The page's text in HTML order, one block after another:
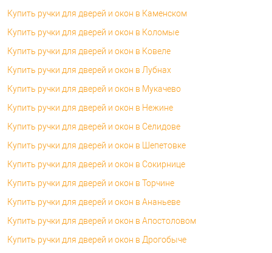
Купить ручки для дверей и окон в Каменском
Купить ручки для дверей и окон в Коломые
Купить ручки для дверей и окон в Ковеле
Купить ручки для дверей и окон в Лубнах
Купить ручки для дверей и окон в Мукачево
Купить ручки для дверей и окон в Нежине
Купить ручки для дверей и окон в Селидове
Купить ручки для дверей и окон в Шепетовке
Купить ручки для дверей и окон в Сокирнице
Купить ручки для дверей и окон в Торчине
Купить ручки для дверей и окон в Ананьеве
Купить ручки для дверей и окон в Апостоловом
Купить ручки для дверей и окон в Дрогобыче